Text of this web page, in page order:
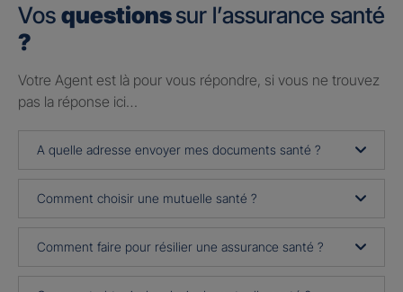
Vos questionssur l’assurance santé
?
Votre Agent est là pour vous répondre, si vous ne trouvez
pas la réponse ici…
A quelle adresse envoyer mes documents santé ?
Comment choisir une mutuelle santé ?
Comment faire pour résilier une assurance santé ?